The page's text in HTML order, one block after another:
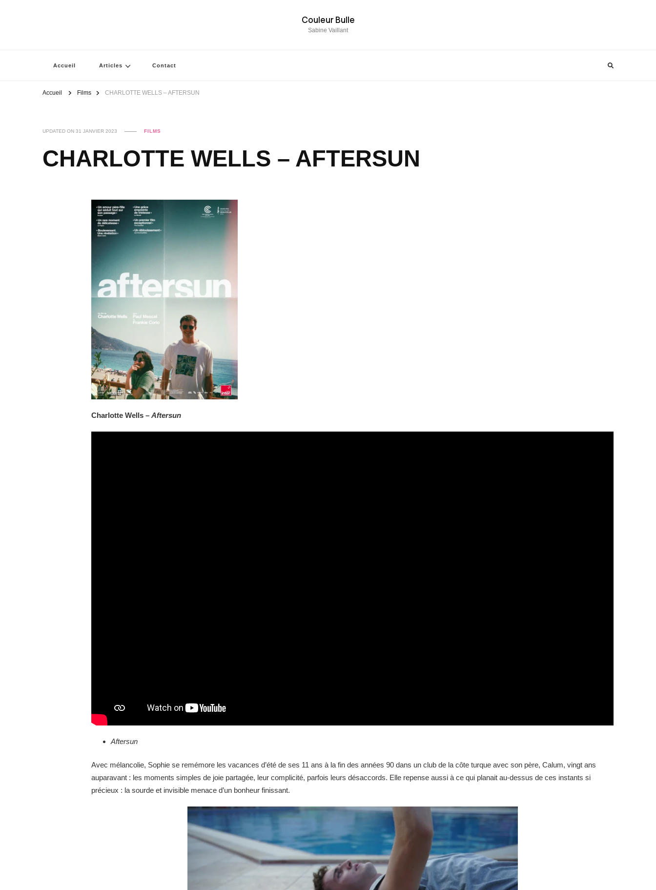
Couleur Bulle
Sabine Vaillant
Accueil Articles Contact
Accueil Films CHARLOTTE WELLS – AFTERSUN
UPDATED ON 31 JANVIER 2023 FILMS
CHARLOTTE WELLS – AFTERSUN
Charlotte Wells – Aftersun
Aftersun
Avec mélancolie, Sophie se remémore les vacances d’été de ses 11 ans à la fin des années 90 dans un club de la côte turque avec son père, Calum, vingt ans
auparavant : les moments simples de joie partagée, leur complicité, parfois leurs désaccords. Elle repense aussi à ce qui planait au-dessus de ces instants si
précieux : la sourde et invisible menace d’un bonheur finissant.